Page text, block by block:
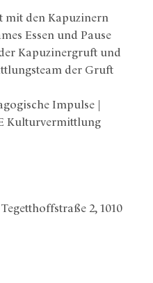
mit den Kapuzinern
Essen und Pause
Kapuzinergruft und
der Gruft
Impulse |
Kulturvermittlung
2, 1010